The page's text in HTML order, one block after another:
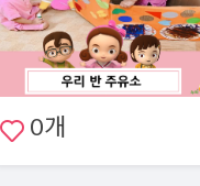
0개